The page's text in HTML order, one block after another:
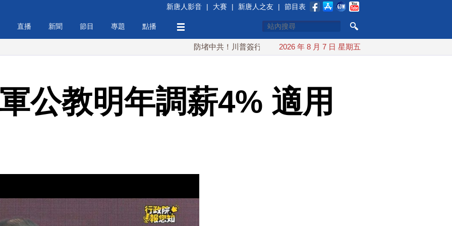
新唐人影音 | 大賽 | 新唐人之友 | 節目表
直播 新聞 節目 專題 點播
防堵中共！川普簽行政令 對多晶矽課15%關稅 白海豚颱風最快下午海警！父親節
2026 年 8 月 7 日 星期五
公教明年調薪4% 適用